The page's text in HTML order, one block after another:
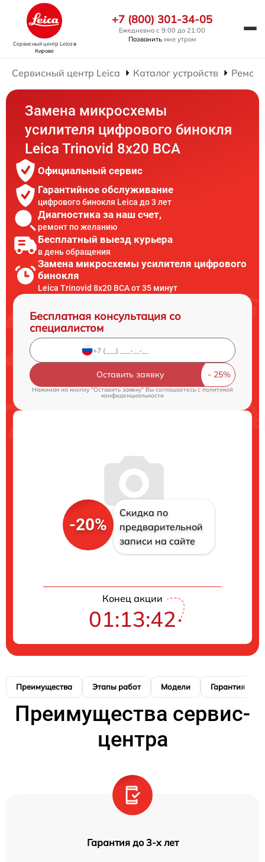
Сервисный центр Leicaв
Кирове
+7 (800) 301-34-05
Ежедневно с 9:00 до 21:00
Позвонить мне утром
Сервисный центр Leica Каталог устройств
Замена микросхемы
усилителя цифрового бинокля
Leica Trinovid 8x20 BCA
Официальный сервис
Гарантийное обслуживание
цифрового бинокля Leica до 3 лет
Диагностика за наш счет,
ремонт по желанию
Бесплатный выезд курьера
в день обращения
Замена микросхемы усилителя цифрового
бинокля
Leica Trinovid 8x20 BCA от 35 минут
Бесплатная консультация со
специалистом
Оставить заявку
Нажимая на кнопку "Оставить заявку" Вы соглашаетесь cполитикой
конфиденциальности
-20%
Скидка по
предварительной
записи на сайте
Конец акции
01:13:41
Преимущества Этапы работ Модели Гарантия
Преимущества сервис-
центра
Гарантия до 3-х лет